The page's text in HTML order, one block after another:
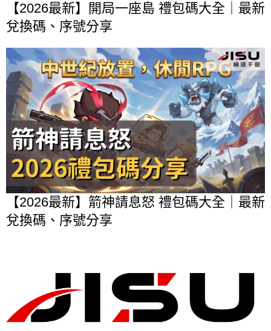
【2026最新】開局一座島 禮包碼大全｜最新
兌換碼、序號分享
【2026最新】箭神請息怒 禮包碼大全｜最新
兌換碼、序號分享